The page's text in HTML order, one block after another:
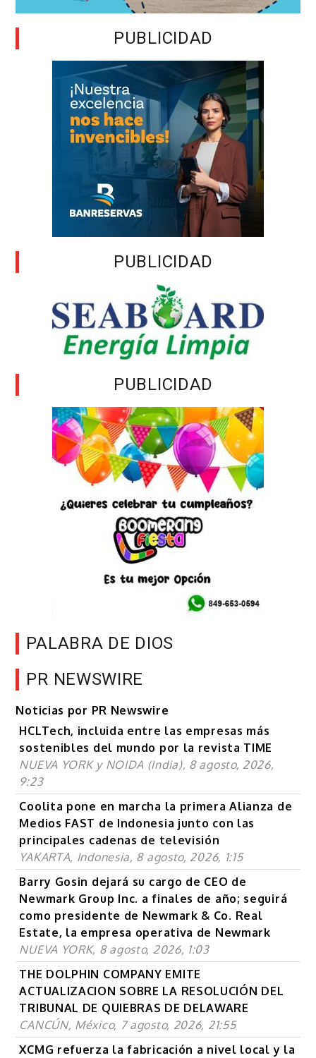
PUBLICIDAD
PUBLICIDAD
PUBLICIDAD
PALABRA DE DIOS
PR NEWSWIRE
Noticias por PR Newswire
HCLTech, incluida entre las empresas más
sostenibles del mundo por la revista TIME
NUEVA YORK y NOIDA (India), 8 agosto, 2026,
9:23
Coolita pone en marcha la primera Alianza de
Medios FAST de Indonesia junto con las
principales cadenas de televisión
YAKARTA, Indonesia, 8 agosto, 2026, 1:15
Barry Gosin dejará su cargo de CEO de
Newmark Group Inc. a finales de año; seguirá
como presidente de Newmark & Co. Real
Estate, la empresa operativa de Newmark
NUEVA YORK, 8 agosto, 2026, 1:03
THE DOLPHIN COMPANY EMITE
ACTUALIZACION SOBRE LA RESOLUCIÓN DEL
TRIBUNAL DE QUIEBRAS DE DELAWARE
CANCÚN, México, 7 agosto, 2026, 21:55
XCMG refuerza la fabricación a nivel local y la